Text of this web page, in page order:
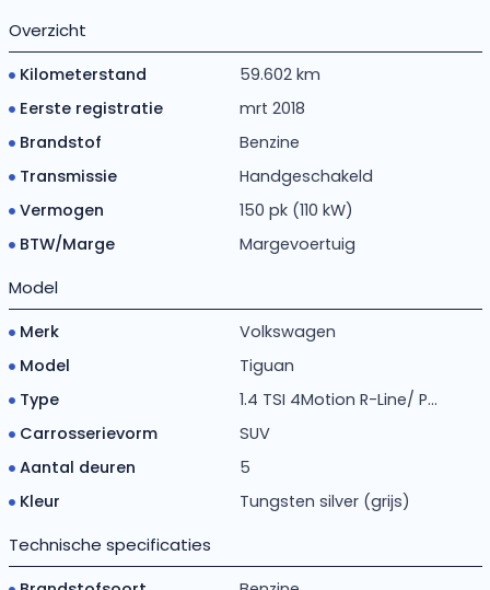
Overzicht
Kilometerstand
59.602 km
Eerste registratie
mrt 2018
Brandstof
Benzine
Transmissie
Handgeschakeld
Vermogen
150 pk (110 kW)
BTW/Marge
Margevoertuig
Model
Merk
Volkswagen
Model
Tiguan
Type
1.4 TSI 4Motion R-Line/ P...
Carrosserievorm
SUV
Aantal deuren
5
Kleur
Tungsten silver (grijs)
Technische specificaties